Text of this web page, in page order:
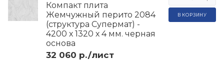
Компакт плита
Жемчужный перито 2084
(структура Супермат) -
4200 х 1320 х 4 мм. черная
основа
32 060 р./лист
В КОРЗИНУ